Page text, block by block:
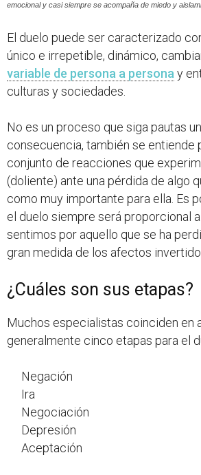
emocional y casi siempre se acompaña de miedo y
El duelo puede ser caracterizado
único e irrepetible, dinámico,
variable de persona a persona y
culturas y sociedades.
No es un proceso que siga pautas
consecuencia, también se entiende
conjunto de reacciones que
(doliente) ante una pérdida de algo
como muy importante para ella. Es
el duelo siempre será proporcional
sentimos por aquello que se ha
gran medida de los afectos
¿Cuáles son sus etapas?
Muchos especialistas coinciden en
generalmente cinco etapas para el
Negación
Ira
Negociación
Depresión
Aceptación